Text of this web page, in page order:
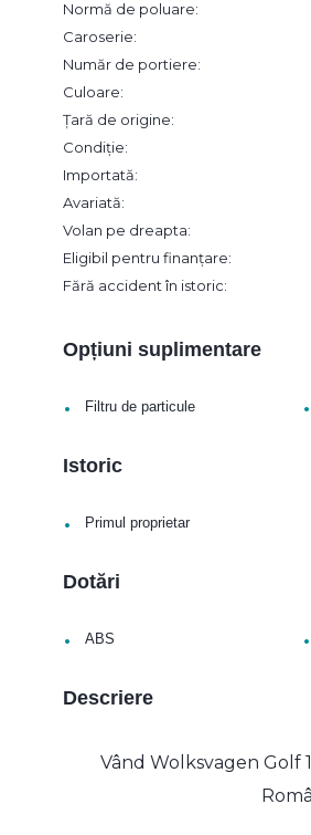
Normă de poluare:
Caroserie:
Număr de portiere:
Culoare:
Țară de origine:
Condiție:
Importată:
Avariată:
Volan pe dreapta:
Eligibil pentru finanțare:
Fără accident în istoric:
Opțiuni suplimentare
• Filtru de particule •
Istoric
• Primul proprietar
Dotări
• ABS •
Descriere
Vând Wolksvagen Golf